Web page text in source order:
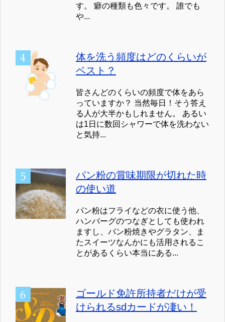
す。 癖の種類も色々です。 誰でも
や...
体を洗う頻度はどのくらいが
ベスト？
皆さんどのくらいの頻度で体をあら
っていますか？ 当然毎日！そう答え
る人が大半かもしれません。 あるい
は1日に数回シャワーで体を洗わない
と気持...
パン粉の賞味期限が切れた時
の使い道
パン粉はフライなどの衣に使う他、
ハンバーグのつなぎとしても使われ
ますし、パン粉焼きやグラタン、ま
たスイーツなんかにも活用されるこ
とがあるくらい本当にある...
ゴールド免許所持者だけが受
けられるsdカードが凄い！